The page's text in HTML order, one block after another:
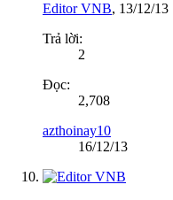
Editor VNB, 13/12/13
Trả lời:
2
Đọc:
2,708
azthoinay10
16/12/13